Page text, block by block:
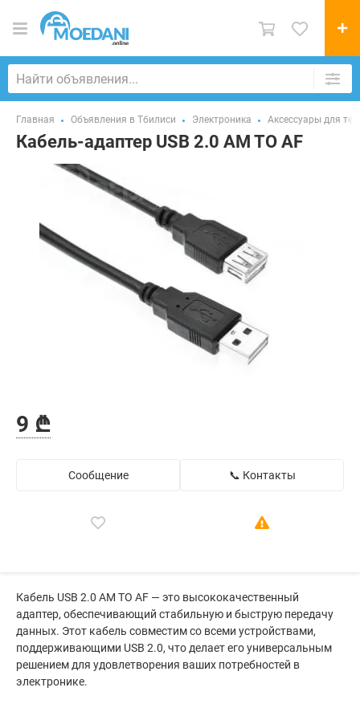
Главная Объявления в Тбилиси Электроника Аксессуары для
Кабель-адаптер USB 2.0 AM TO AF
9 ₾
Сообщение 📞 Контакты
Кабель USB 2.0 AM TO AF — это высококачественный
адаптер, обеспечивающий стабильную и быструю передачу
данных. Этот кабель совместим со всеми устройствами,
поддерживающими USB 2.0, что делает его универсальным
решением для удовлетворения ваших потребностей в
электронике.